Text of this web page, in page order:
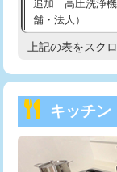
持込商品取付（
持込商品取付（
持込商品取付（
給水管工事※（ホ
給水管工事※（バ
追加 高圧洗浄
舗・法人）
高度高圧洗浄換
トーラー機使用/
追加トーラー機
上記の表をスク
キッチン